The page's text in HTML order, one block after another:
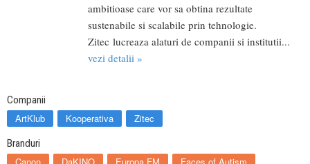
ambitioase care vor sa obtina rezultate
sustenabile si scalabile prin tehnologie.
Zitec lucreaza alaturi de companii si institutii...
vezi detalii »
Companii
ArtKlub Kooperativa Zitec
Branduri